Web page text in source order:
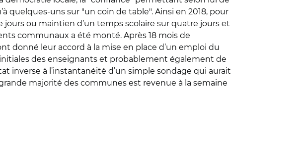
quelques-uns sur "un coin de table". Ainsi en 2018, pour
ou maintien d’un temps scolaire sur quatre jours et
communaux a été monté. Après 18 mois de
donné leur accord à la mise en place d’un emploi du
des enseignants et probablement également de
inverse à l’instantanéité d’un simple sondage qui aurait
majorité des communes est revenue à la semaine